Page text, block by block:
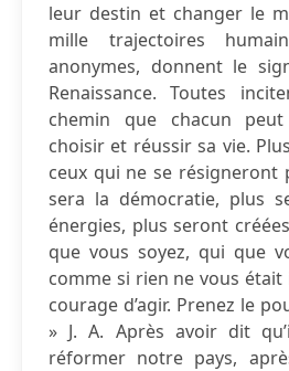
leur destin et changer le
mille trajectoires
anonymes, donnent le
Renaissance. Toutes
chemin que chacun
choisir et réussir sa vie.
ceux qui ne se résigneront
sera la démocratie, plus
énergies, plus seront
que vous soyez, qui que
comme si rien ne vous était
courage d’agir. Prenez le
» J. A. Après avoir dit
réformer notre pays,